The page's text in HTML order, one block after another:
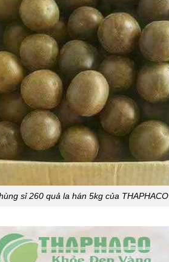
sỉ 260 quả la hán 5kg của THAPHACO